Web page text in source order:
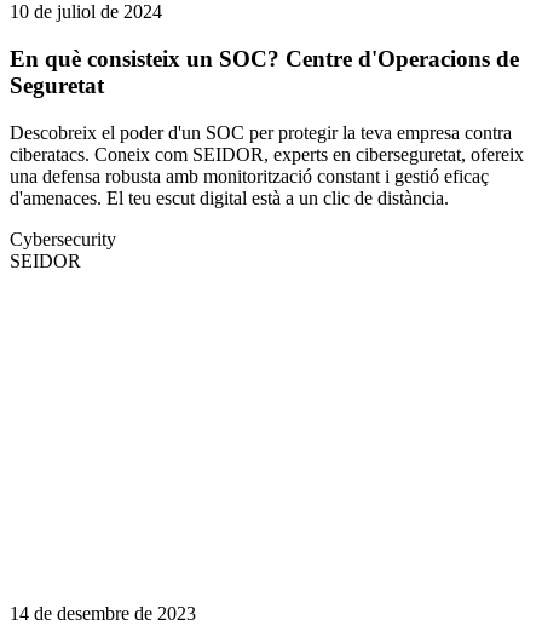
10 de juliol de 2024
En què consisteix un SOC? Centre d'Operacions de
Seguretat
Descobreix el poder d'un SOC per protegir la teva empresa contra
ciberatacs. Coneix com SEIDOR, experts en ciberseguretat, ofereix
una defensa robusta amb monitorització constant i gestió eficaç
d'amenaces. El teu escut digital està a un clic de distància.
Cybersecurity
SEIDOR
14 de desembre de 2023